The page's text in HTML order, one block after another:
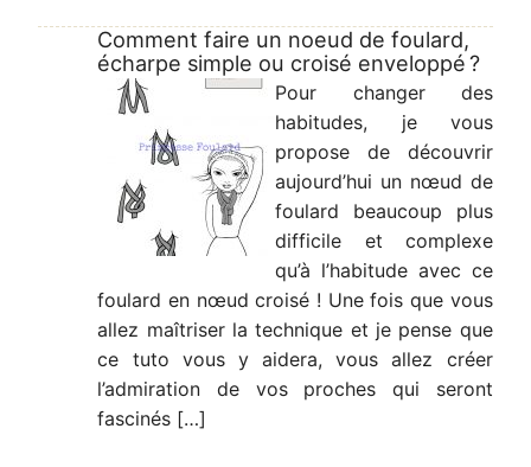
Comment faire un noeud de foulard,
écharpe simple ou croisé enveloppé ?
Pour changer des
habitudes, je vous
propose de découvrir
aujourd’hui un nœud de
foulard beaucoup plus
difficile et complexe
qu’à l’habitude avec ce
foulard en nœud croisé ! Une fois que vous
allez maîtriser la technique et je pense que
ce tuto vous y aidera, vous allez créer
l’admiration de vos proches qui seront
fascinés […]